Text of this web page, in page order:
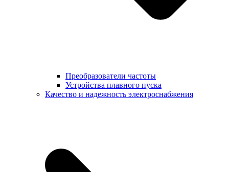
Преобразователи частоты
Устройства плавного пуска
Качество и надежность электроснабжения